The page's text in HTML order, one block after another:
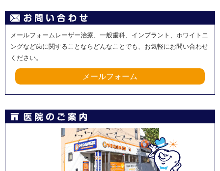
メールフォームレーザー治療、一般歯科、インプラント、ホワイトニ
ングなど歯に関することならどんなことでも、お気軽にお問い合わせ
ください。
メールフォーム